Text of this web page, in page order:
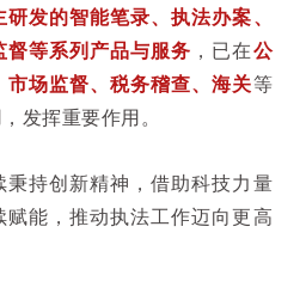
研发的智能笔录、执法办案、
督等系列产品与服务 ，已在公
场监督、税务稽查、海关等
发挥重要作用。
秉持创新精神，借助科技力量
赋能，推动执法工作迈向更高